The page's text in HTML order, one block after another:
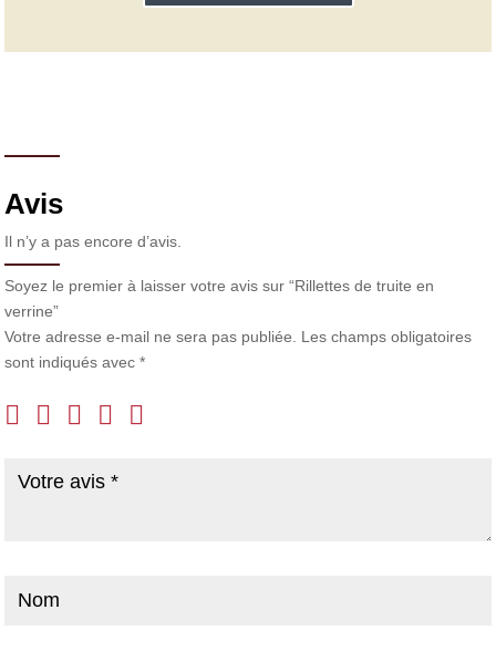
Avis
Il n’y a pas encore d’avis.
Soyez le premier à laisser votre avis sur “Rillettes de truite en
verrine”
Votre adresse e-mail ne sera pas publiée.
Les champs obligatoires
sont indiqués avec*